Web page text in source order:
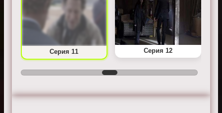
Серия 11 Серия 12